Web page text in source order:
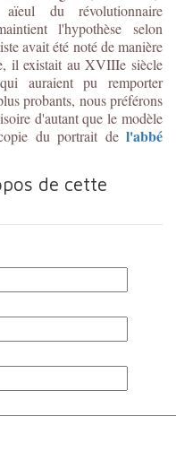
du révolutionnaire
l'hypothèse selon
avait été noté de manière
il existait au XVIIIe siècle
auraient pu remporter
probants, nous préférons
d'autant que le modèle
du portrait de l'abbé
de cette